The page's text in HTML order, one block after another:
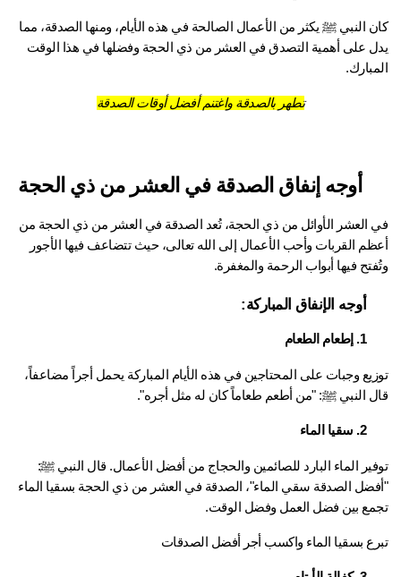
كان النبي ﷺ يكثر من الأعمال الصالحة في هذه الأيام، ومنها الصدقة، مما
يدل على أهمية التصدق في العشر من ذي الحجة وفضلها في هذا الوقت
تطهر بالصدقة واغتنم أفضل أوقات الصدقة
أوجه إنفاق الصدقة في العشر من ذي الحجة
في العشر الأوائل من ذي الحجة، تُعد الصدقة في العشر من ذي الحجة من
أعظم القربات وأحب الأعمال إلى الله تعالى، حيث تتضاعف فيها الأجور
فيها أبواب الرحمة والمغفرة.
أوجه الإنفاق المباركة:
توزيع وجبات على المحتاجين في هذه الأيام المباركة يحمل أجراً مضاعفاً،
النبي ﷺ: "من أطعم طعاماً كان له مثل أجره".
توفير الماء البارد للصائمين والحجاج من أفضل الأعمال. قال النبي ﷺ:
الصدقة سقي الماء"، الصدقة في العشر من ذي الحجة
بسقيا الماء
بين فضل العمل وفضل الوقت.
بسقيا الماء واكسب أجر أفضل الصدقات